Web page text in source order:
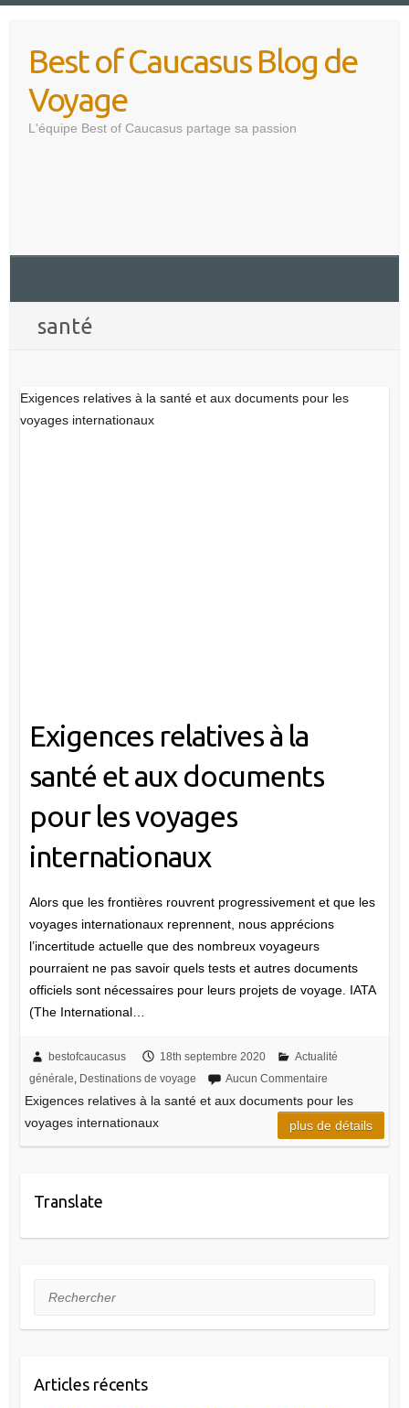
contentBest of Caucasus Blog de
Voyage
L'équipe Best of Caucasus partage sa passion
santé
Exigences relatives à la santé et aux documents pour les
voyages internationaux
Exigences relatives à la
santé et aux documents
pour les voyages
internationaux
Alors que les frontières rouvrent progressivement et que les
voyages internationaux reprennent, nous apprécions
l’incertitude actuelle que des nombreux voyageurs
pourraient ne pas savoir quels tests et autres documents
officiels sont nécessaires pour leurs projets de voyage. IATA
(The International…
bestofcaucasus 18th septembre 2020
Actualité
générale, Destinations de voyage Aucun Commentaire
Exigences relatives à la santé et aux documents pour les
voyages internationaux
plus de détails
Translate
Rechercher
Articles récents